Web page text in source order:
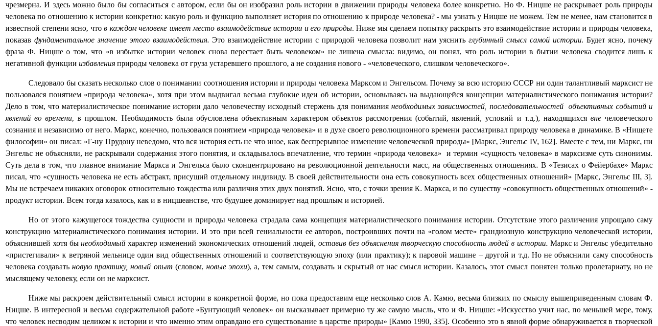
чрезмерна. И здесь можно было бы согласиться с автором, если бы он изобразил роль истории в движении природы человека более конкретно. Но Ф. Ницше не раскрывает роль природы
человека по отношению к истории конкретно: какую роль и функцию выполняет история по отношению к природе человека? - мы узнать у Ницше не можем. Тем не менее, нам становится в
известной степени ясно, что в каждом человеке имеет место взаимодействие истории и его природы. Ниже мы сделаем попытку раскрыть это взаимодействие истории и природы человека,
показав фундаментальное значение этого взаимодействия. Это взаимодействие истории с природой человека позволит нам уяснитьглубинный смысл самой истории. Будет ясно, почему
фраза Ф. Ницше о том, что «в избытке истории человек снова перестает быть человеком» не лишена смысла: видимо, он понял, что роль истории в бытии человека сводится лишь к
негативной функции избавления природы человека от груза устаревшего прошлого, а не создания нового - «человеческого, слишком человеческого».
Следовало бы сказать несколько слов о понимании соотношения истории и природы человека Марксом и Энгельсом. Почему за всю историю СССР ни один талантливый марксист не
пользовался понятием «природа человека», хотя при этом выдвигал весьма глубокие идеи об истории, основываясь на выдающейся концепции материалистического понимания истории?
Дело в том, что материалистическое понимание истории дало человечеству исходный стержень для пониманиянеобходимых зависимостей, последовательностей
объективных событий и
явлений во времени, в прошлом. Необходимость была обусловлена объективным характером объектов рассмотрения (событий, явлений, условий и т.д.), находящихся внечеловеческого
сознания и независимо от него. Маркс, конечно, пользовался понятием «природа человека» и в духе своего революционного времени рассматривал природу человека в динамике. В «Нищете
философии» он писал: «Г-ну Прудону неведомо, что вся история есть не что иное, как беспрерывное изменение человеческой природы» [Маркс, Энгельс IV, 162]. Вместе с тем, ни Маркс, ни
Энгельс не объясняли, не раскрывали содержания этого понятия, и складывалось впечатление, что термин «природа человека»
и термин «сущность человека» в марксизме суть синонимы.
Суть дела в том, что главное внимание Маркса и Энгельса было сконцентрировано на революционной деятельности масс, на общественных отношениях. В «Тезисах о Фейербахе» Маркс
писал, что «сущность человека не есть абстракт, присущий отдельному индивиду. В своей действительности она есть совокупность всех общественных отношений» [Маркс, Энгельс III, 3].
Мы не встречаем никаких оговорок относительно тождества или различия этих двух понятий. Ясно, что, с точки зрения К. Маркса, и по существу «совокупность общественных отношений» -
продукт истории. Всем тогда казалось, как и в ницшеанстве, что будущее доминирует над прошлым и историей.
Но от этого кажущегося тождества сущности и природы человека страдала сама концепция материалистического понимания истории. Отсутствие этого различения упрощало саму
конструкцию материалистического понимания истории. И это при всей гениальности ее авторов, построивших почти на «голом месте» грандиозную конструкцию человеческой истории,
объяснившей хотя бынеобходимыйхарактер изменений экономических отношений людей,оставив без объяснения творческую способность людей в истории. Маркс и Энгельс убедительно
«пристегивали» к ветряной мельнице один вид общественных отношений и соответствующую эпоху (или практику); к паровой машине – другой и т.д. Но не объяснили саму способность
человека создаватьновую практику, новый опыт (словом, новые эпохи), а, тем самым, создавать и скрытый от нас смысл истории. Казалось, этот смысл понятен только пролетариату, но не
мыслящему человеку, если он не марксист.
Ниже мы раскроем действительный смысл истории в конкретной форме, но пока предоставим еще несколько слов А. Камю, весьма близких по смыслу вышеприведенным словам Ф.
Ницше. В интересной и весьма содержательной работе «Бунтующий человек» он высказывает примерно ту же самую мысль, что и Ф. Ницше: «Искусство учит нас, по меньшей мере, тому,
что человек несводим целиком к истории и что именно этим оправдано его существование в царстве природы» [Камю 1990, 335]. Особенно это в явной форме обнаруживается в творческой